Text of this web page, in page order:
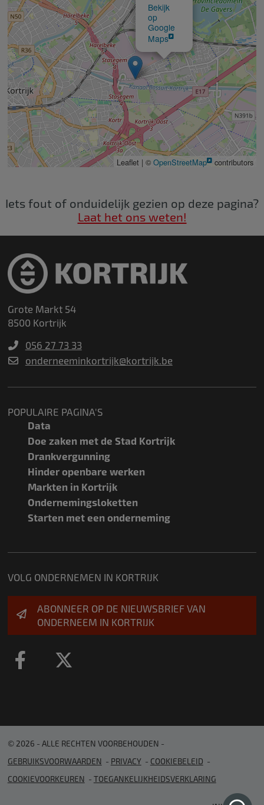
Bekijk
op
Google
Maps
Leaflet | ©OpenStreetMap contributors
Iets fout of onduidelijk gezien op deze pagina?
Laat het ons weten!
Grote Markt 54
8500 Kortrijk
056 27 73 33
onderneeminkortrijk@kortrijk.be
POPULAIRE PAGINA'S
Data
Doe zaken met de Stad Kortrijk
Drankvergunning
Hinder openbare werken
Markten in Kortrijk
Ondernemingsloketten
Starten met een onderneming
VOLG ONDERNEMEN IN KORTRIJK
ABONNEER OP DE NIEUWSBRIEF VAN
ONDERNEEM IN KORTRIJK
© 2026 - ALLE RECHTEN VOORBEHOUDEN
GEBRUIKSVOORWAARDEN
PRIVACY
COOKIEBELEID
COOKIEVOORKEUREN
TOEGANKELIJKHEIDSVERKLARING